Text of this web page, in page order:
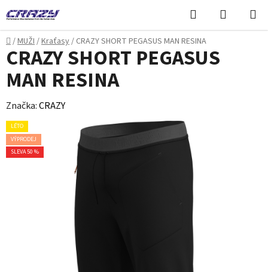
na
obsah
Hledat
KOŠÍK
Domů
/MUŽI/Kraťasy/ CRAZY SHORT PEGASUS MAN RESINA
CRAZY SHORT PEGASUS
MAN RESINA
Značka:CRAZY
LÉTO
VÝPRODEJ
SLEVA 50 %